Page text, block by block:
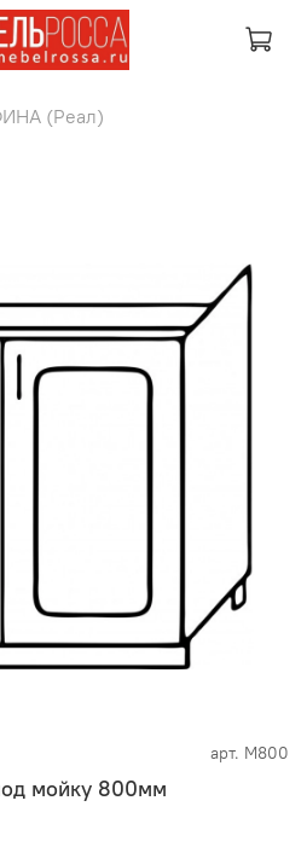
(Реал)
арт. М800
мойку 800мм